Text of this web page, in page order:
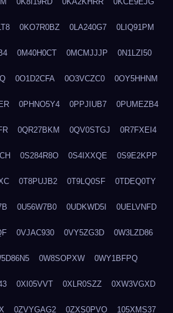
0KO7R0BZ 0LA240G7 0LIQ91PM
0M40H0CT 0MCMJJJP 0N1LZI50
0O1D2CFA 0O3VCZC0 0OY5HHNM
0PHNO5Y4 0PPJIUB7 0PUMEZB4
0QR27BKM 0QV0STGJ 0R7FXEI4
0S284R8O 0S4IXXQE 0S9E2KPP
0T8PUJB2 0T9LQ0SF 0TDEQ0TY
0U56W7B0 0UDKWD5I 0UELVNFD
0VJAC930 0VY5ZG3D 0W3LZD86
0W8SOPXW 0WY1BFPQ
0XI05VVT 0XLR0SZZ 0XW3VGXD
0ZVYGAG2 0ZXS0PVO 105XMS37